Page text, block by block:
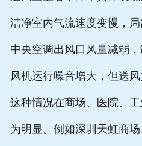
洁净室内气流速度变慢，
中央空调出风口风量减弱，
风机运行噪音增大，但送风
这种情况在商场、医院、
为明显。例如深圳天虹商